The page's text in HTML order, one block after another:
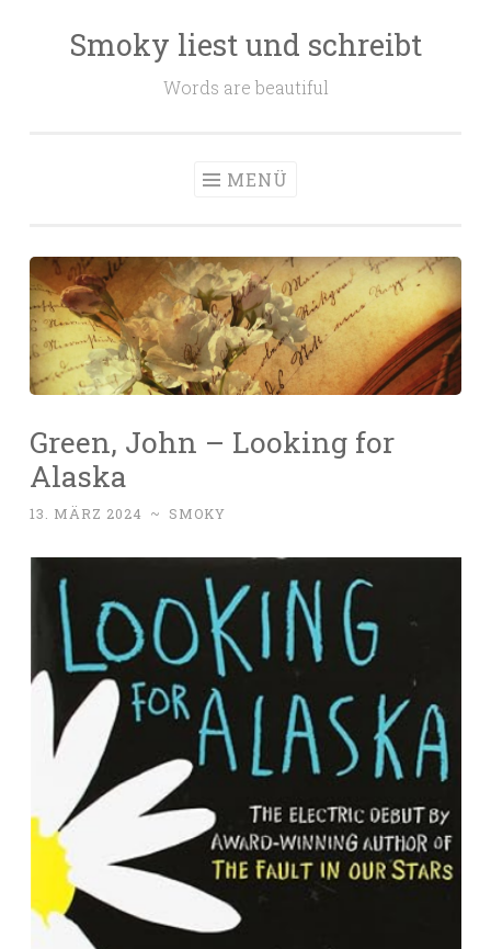
Smoky liest und schreibt
Words are beautiful
MENÜ
Green, John – Looking for
Alaska
13. MÄRZ 2024 ~ SMOKY